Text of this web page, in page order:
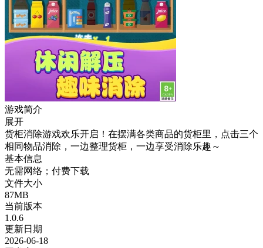
游戏简介
展开
货柜消除游戏欢乐开启！在摆满各类商品的货柜里，点击三个
相同物品消除，一边整理货柜，一边享受消除乐趣～
基本信息
无需网络；付费下载
文件大小
87MB
当前版本
1.0.6
更新日期
2026-06-18